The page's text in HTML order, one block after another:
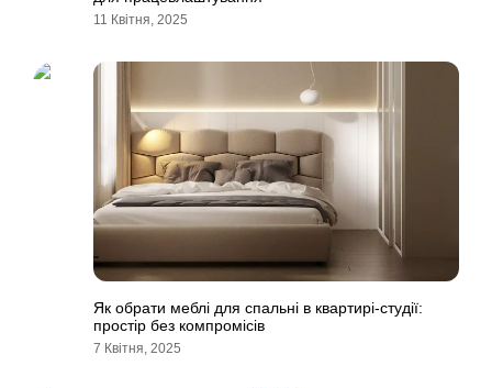
11 Квітня, 2025
Як обрати меблі для спальні в квартирі-студії:
простір без компромісів
7 Квітня, 2025